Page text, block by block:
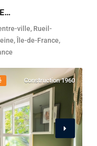
ville, Rueil-
Île-de-France,
Construction 1960